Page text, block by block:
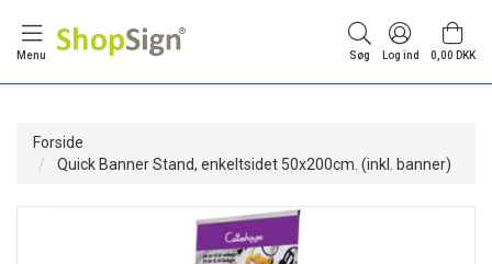
Menu Søg Log ind 0,00 DKK
Forside
Quick Banner Stand, enkeltsidet 50x200cm. (inkl. banner)